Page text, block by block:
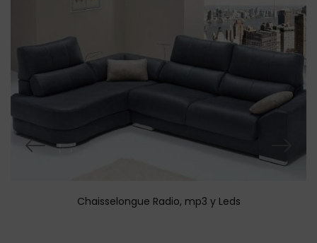
Chaisselongue Radio, mp3 y Leds